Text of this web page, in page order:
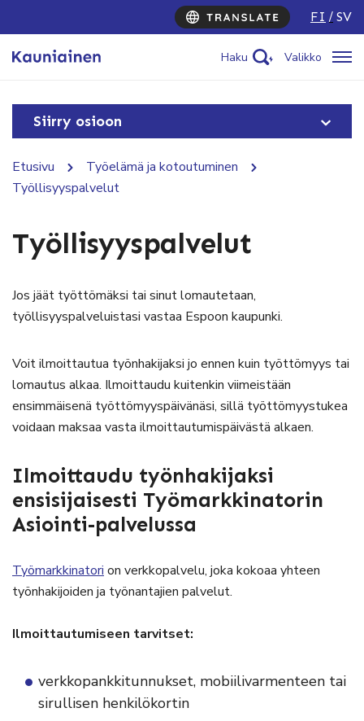
FI SV
Haku Valikko
Siirry osioon
Etusivu
Työelämä ja kotoutuminen
Työllisyyspalvelut
Työllisyyspalvelut
Jos jäät työttömäksi tai sinut lomautetaan,
työllisyyspalveluistasi vastaa Espoon kaupunki.
Voit ilmoittautua työnhakijaksi jo ennen kuin työttömyys tai
lomautus alkaa. Ilmoittaudu kuitenkin viimeistään
ensimmäisenä työttömyyspäivänäsi, sillä työttömyystukea
voidaan maksaa vasta ilmoittautumispäivästä alkaen.
Ilmoittaudu työnhakijaksi
ensisijaisesti Työmarkkinatorin
Asiointi-palvelussa
Työmarkkinatori on verkkopalvelu, joka kokoaa yhteen
työnhakijoiden ja työnantajien palvelut.
Ilmoittautumiseen tarvitset:
verkkopankkitunnukset, mobiilivarmenteen tai
sirullisen henkilökortin